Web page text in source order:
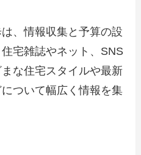
、情報収集と予算の設
宅雑誌やネット、SNS
な住宅スタイルや最新
ついて幅広く情報を集